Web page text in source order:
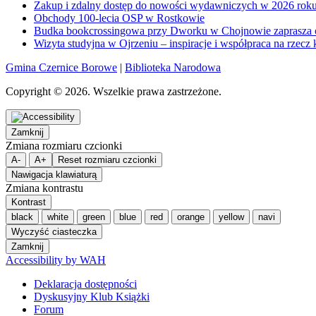
Zakup i zdalny dostęp do nowości wydawniczych w 2026 roku
Obchody 100-lecia OSP w Rostkowie
Budka bookcrossingowa przy Dworku w Chojnowie
Wizyta studyjna w Ojrzeniu – inspiracje i współpraca na rzecz
Gmina Czernice Borowe | Biblioteka Narodowa
Copyright © 2026. Wszelkie prawa zastrzeżone.
Zamknij
Zmiana rozmiaru czcionki
A- A+
Reset rozmiaru czcionki
Nawigacja klawiaturą
Zmiana kontrastu
Kontrast
black
white green blue red orange yellow
navi
Wyczyść ciasteczka
Zamknij
Accessibility by WAH
Deklaracja dostępności
Dyskusyjny Klub Książki
Forum